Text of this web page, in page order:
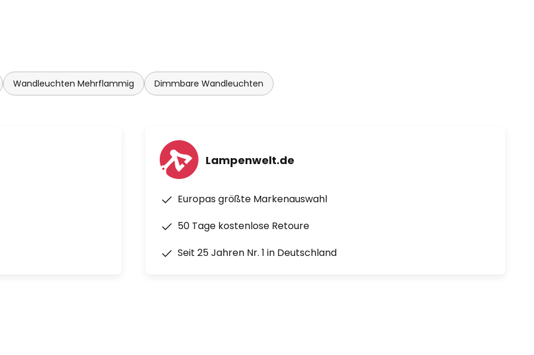
Wandleuchten Mehrflammig Dimmbare Wandleuchten
Lampenwelt.de
Europas größte Markenauswahl
50 Tage kostenlose Retoure
Seit 25 Jahren Nr. 1 in Deutschland